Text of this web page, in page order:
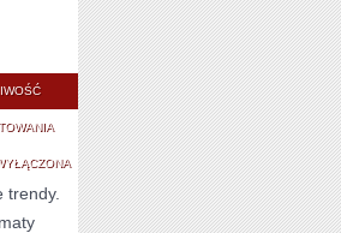
KOSMETYKI
POD
LUPĄ
trendy.